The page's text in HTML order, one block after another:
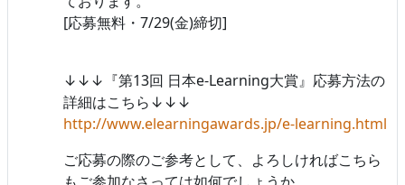
[応募無料・7/29(金)締切]
↓↓↓『第13回 日本e-Learning大賞』応募方法の
詳細はこちら↓↓↓
http://www.elearningawards.jp/e-learning.html
ご応募の際のご参考として、よろしければこちら